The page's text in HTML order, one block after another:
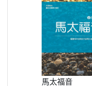
馬太福音